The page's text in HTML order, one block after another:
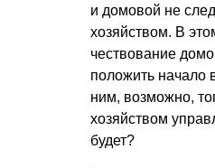
и домовой не
хозяйством. В
чествование
положить начало
ним, возможно,
хозяйством
будет?